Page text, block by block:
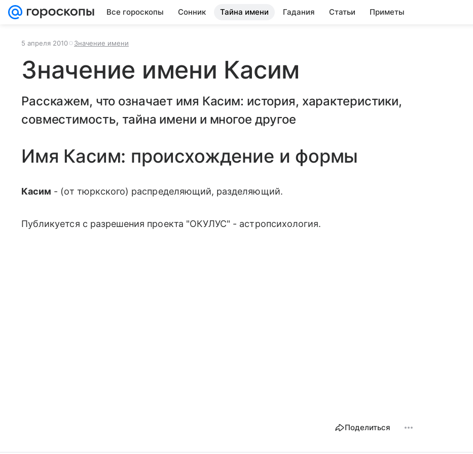
Все гороскопы Сонник Тайна имени Гадания Статьи Приметы
5 апреля 2010 Значение имени
Значение имени Касим
Расскажем, что означает имя Касим: история, характеристики,
совместимость, тайна имени и многое другое
Имя Касим: происхождение и формы
Касим - (от тюркского) распределяющий, разделяющий.
Публикуется с разрешения проекта "ОКУЛУС" - астропсихология.
Поделиться